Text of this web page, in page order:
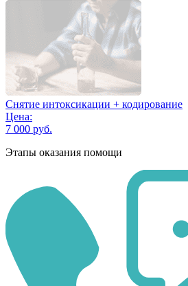
Снятие интоксикации + кодирование
Цена:
7 000 руб.
Этапы оказания помощи